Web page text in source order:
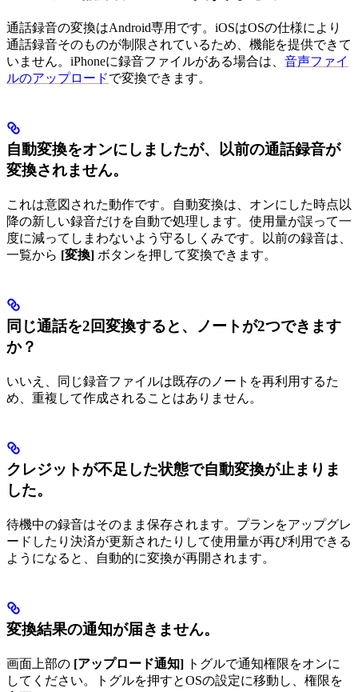
通話録音の変換はAndroid専用です。iOSはOSの仕様により
通話録音そのものが制限されているため、機能を提供できて
いません。iPhoneに録音ファイルがある場合は、 音声ファイ
ルのアップロードで変換できます。
自動変換をオンにしましたが、以前の通話録音が
変換されません。
これは意図された動作です。自動変換は、オンにした時点以
降の新しい録音だけを自動で処理します。使用量が誤って一
度に減ってしまわないよう守るしくみです。以前の録音は、
一覧から [変換] ボタンを押して変換できます。
同じ通話を2回変換すると、ノートが2つできます
か？
いいえ、同じ録音ファイルは既存のノートを再利用するた
め、重複して作成されることはありません。
クレジットが不足した状態で自動変換が止まりま
した。
待機中の録音はそのまま保存されます。プランをアップグレ
ードしたり決済が更新されたりして使用量が再び利用できる
ようになると、自動的に変換が再開されます。
変換結果の通知が届きません。
画面上部の [アップロード通知] トグルで通知権限をオンに
してください。トグルを押すとOSの設定に移動し、権限を